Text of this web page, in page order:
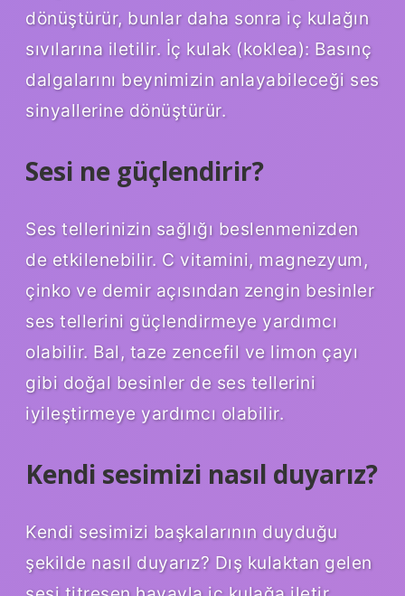
dönüştürür, bunlar daha sonra iç kulağın
sıvılarına iletilir. İç kulak (koklea): Basınç
dalgalarını beynimizin anlayabileceği ses
sinyallerine dönüştürür.
Sesi ne güçlendirir?
Ses tellerinizin sağlığı beslenmenizden
de etkilenebilir. C vitamini, magnezyum,
çinko ve demir açısından zengin besinler
ses tellerini güçlendirmeye yardımcı
olabilir. Bal, taze zencefil ve limon çayı
gibi doğal besinler de ses tellerini
iyileştirmeye yardımcı olabilir.
Kendi sesimizi nasıl duyarız?
Kendi sesimizi başkalarının duyduğu
şekilde nasıl duyarız? Dış kulaktan gelen